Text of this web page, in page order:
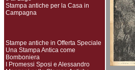
Stampa antiche per la Casa in
Campagna
Stampe antiche in Offerta Speciale
Una Stampa Antica come
Bomboniera
I Promessi Sposi e Alessandro